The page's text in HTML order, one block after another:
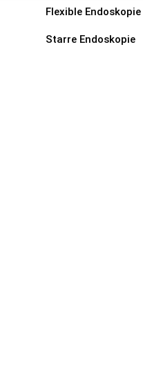
Flexible Endoskopie
Starre Endoskopie